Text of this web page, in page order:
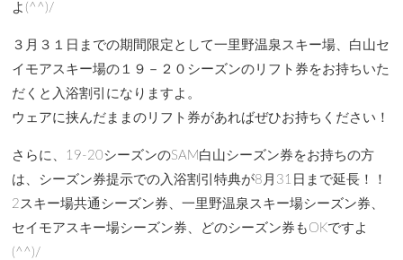
よ(^^)/
３月３１日までの期間限定として一里野温泉スキー場、白山セ
イモアスキー場の１９－２０シーズンのリフト券をお持ちいた
だくと入浴割引になりますよ。
ウェアに挟んだままのリフト券があればぜひお持ちください！
さらに、19-20シーズンのSAM白山シーズン券をお持ちの方
は、シーズン券提示での入浴割引特典が8月31日まで延長！！
2スキー場共通シーズン券、一里野温泉スキー場シーズン券、
セイモアスキー場シーズン券、どのシーズン券もOKですよ
(^^)/